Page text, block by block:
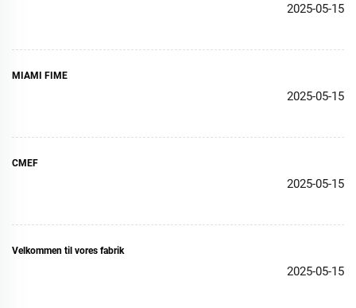
2025-05-15
MIAMI FIME
2025-05-15
CMEF
2025-05-15
Velkommen til vores fabrik
2025-05-15